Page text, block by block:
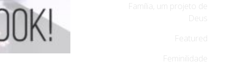
Família, um projeto de
Deus
Featured
Feminilidade